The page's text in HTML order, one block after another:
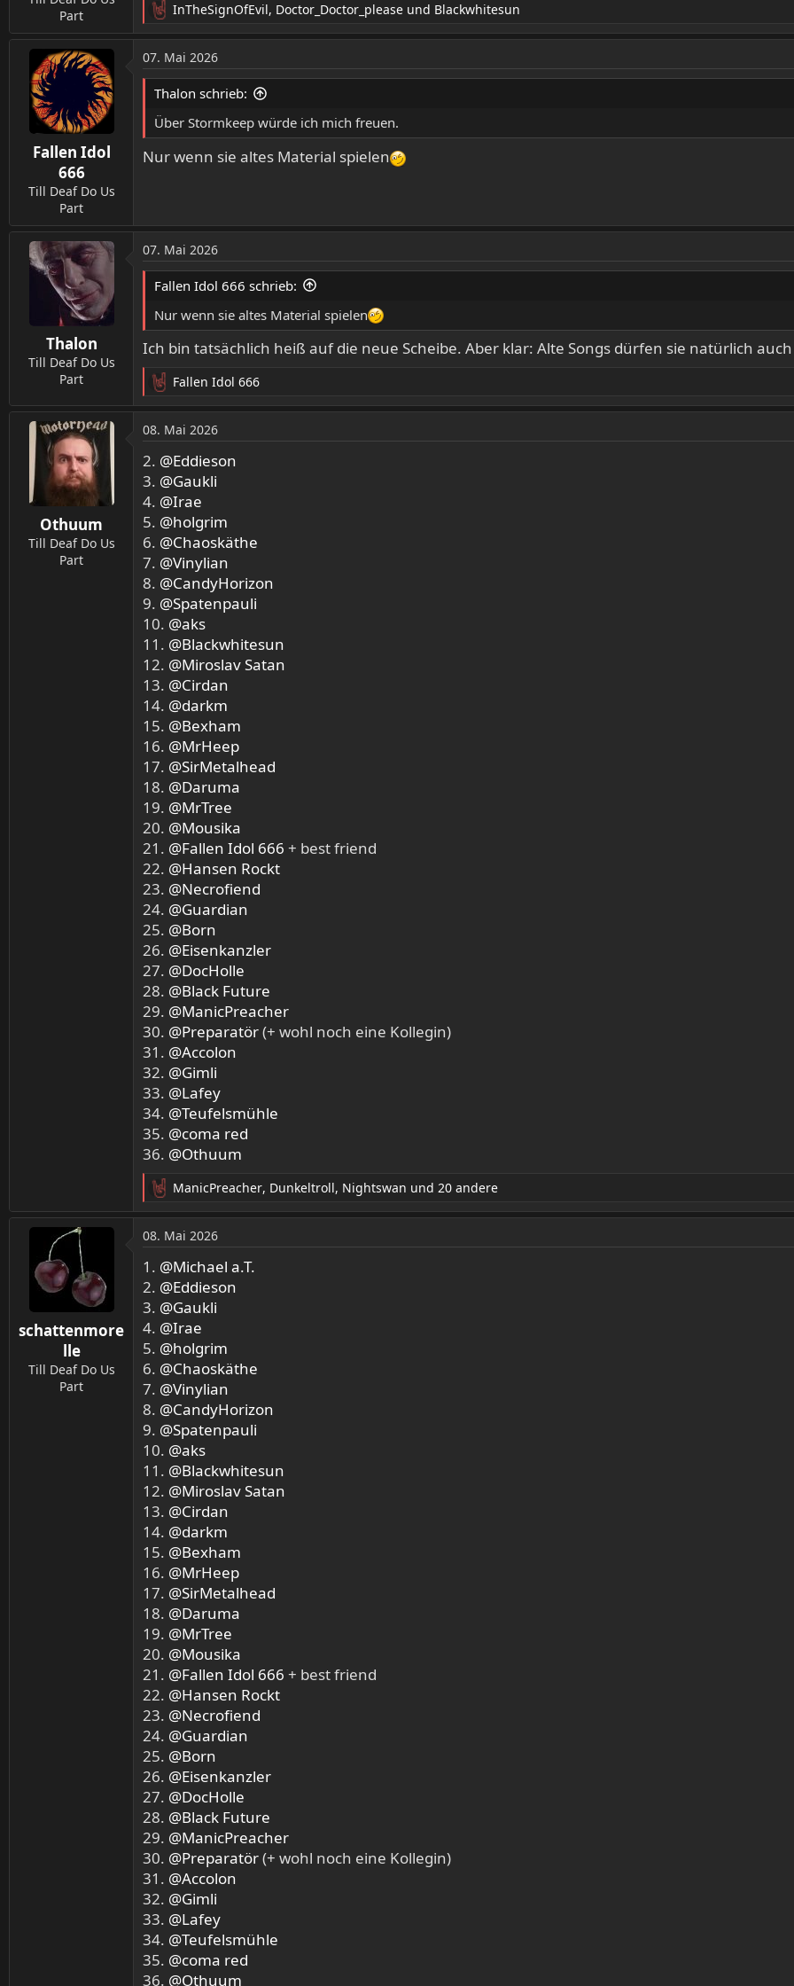
Part
R
e
a
k
t
o
n
e
n
InTheSignOfEvil, Doctor_Doctor_please und Blackwhitesun
Fallen Idol
666
Till Deaf Do Us
Part
07. Mai 2026
Thalon schrieb:
Über Stormkeep würde ich mich freuen.
Nur wenn sie altes Material spielen
Thalon
Till Deaf Do Us
Part
07. Mai 2026
Fallen Idol 666 schrieb:
Nur wenn sie altes Material spielen
Ich bin tatsächlich heiß auf die neue Scheibe. Aber klar: Alte Songs dürfen sie natürlich
R
e
a
k
t
i
o
n
e
n
:
Fallen Idol 666
Othuum
Till Deaf Do Us
Part
08. Mai 2026
2. @Eddieson
3. @Gaukli
4. @Irae
5. @holgrim
6. @Chaoskäthe
7. @Vinylian
8. @CandyHorizon
9. @Spatenpauli
10. @aks
11. @Blackwhitesun
12. @Miroslav Satan
13. @Cirdan
14. @darkm
15. @Bexham
16. @MrHeep
17. @SirMetalhead
18. @Daruma
19. @MrTree
20. @Mousika
21. @Fallen Idol 666 + best friend
22. @Hansen Rockt
23. @Necrofiend
24. @Guardian
25. @Born
26. @Eisenkanzler
27. @DocHolle
28. @Black Future
29. @ManicPreacher
30. @Preparatör(+ wohl noch eine Kollegin)
31. @Accolon
32. @Gimli
33. @Lafey
34. @Teufelsmühle
35. @coma red
36. @Othuum
R
e
a
k
i
o
n
e
n
:
ManicPreacher, Dunkeltroll, Nightswan und 20 andere
schattenmore
lle
Till Deaf Do Us
Part
08. Mai 2026
1. @Michael a.T.
2. @Eddieson
3. @Gaukli
4. @Irae
5. @holgrim
6. @Chaoskäthe
7. @Vinylian
8. @CandyHorizon
9. @Spatenpauli
10. @aks
11. @Blackwhitesun
12. @Miroslav Satan
13. @Cirdan
14. @darkm
15. @Bexham
16. @MrHeep
17. @SirMetalhead
18. @Daruma
19. @MrTree
20. @Mousika
21. @Fallen Idol 666 + best friend
22. @Hansen Rockt
23. @Necrofiend
24. @Guardian
25. @Born
26. @Eisenkanzler
27. @DocHolle
28. @Black Future
29. @ManicPreacher
30. @Preparatör(+ wohl noch eine Kollegin)
31. @Accolon
32. @Gimli
33. @Lafey
34. @Teufelsmühle
35. @coma red
36. @Othuum